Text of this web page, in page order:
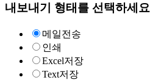
내보내기 형태를 선택하세요
메일전송
인쇄
Excel저장
Text저장